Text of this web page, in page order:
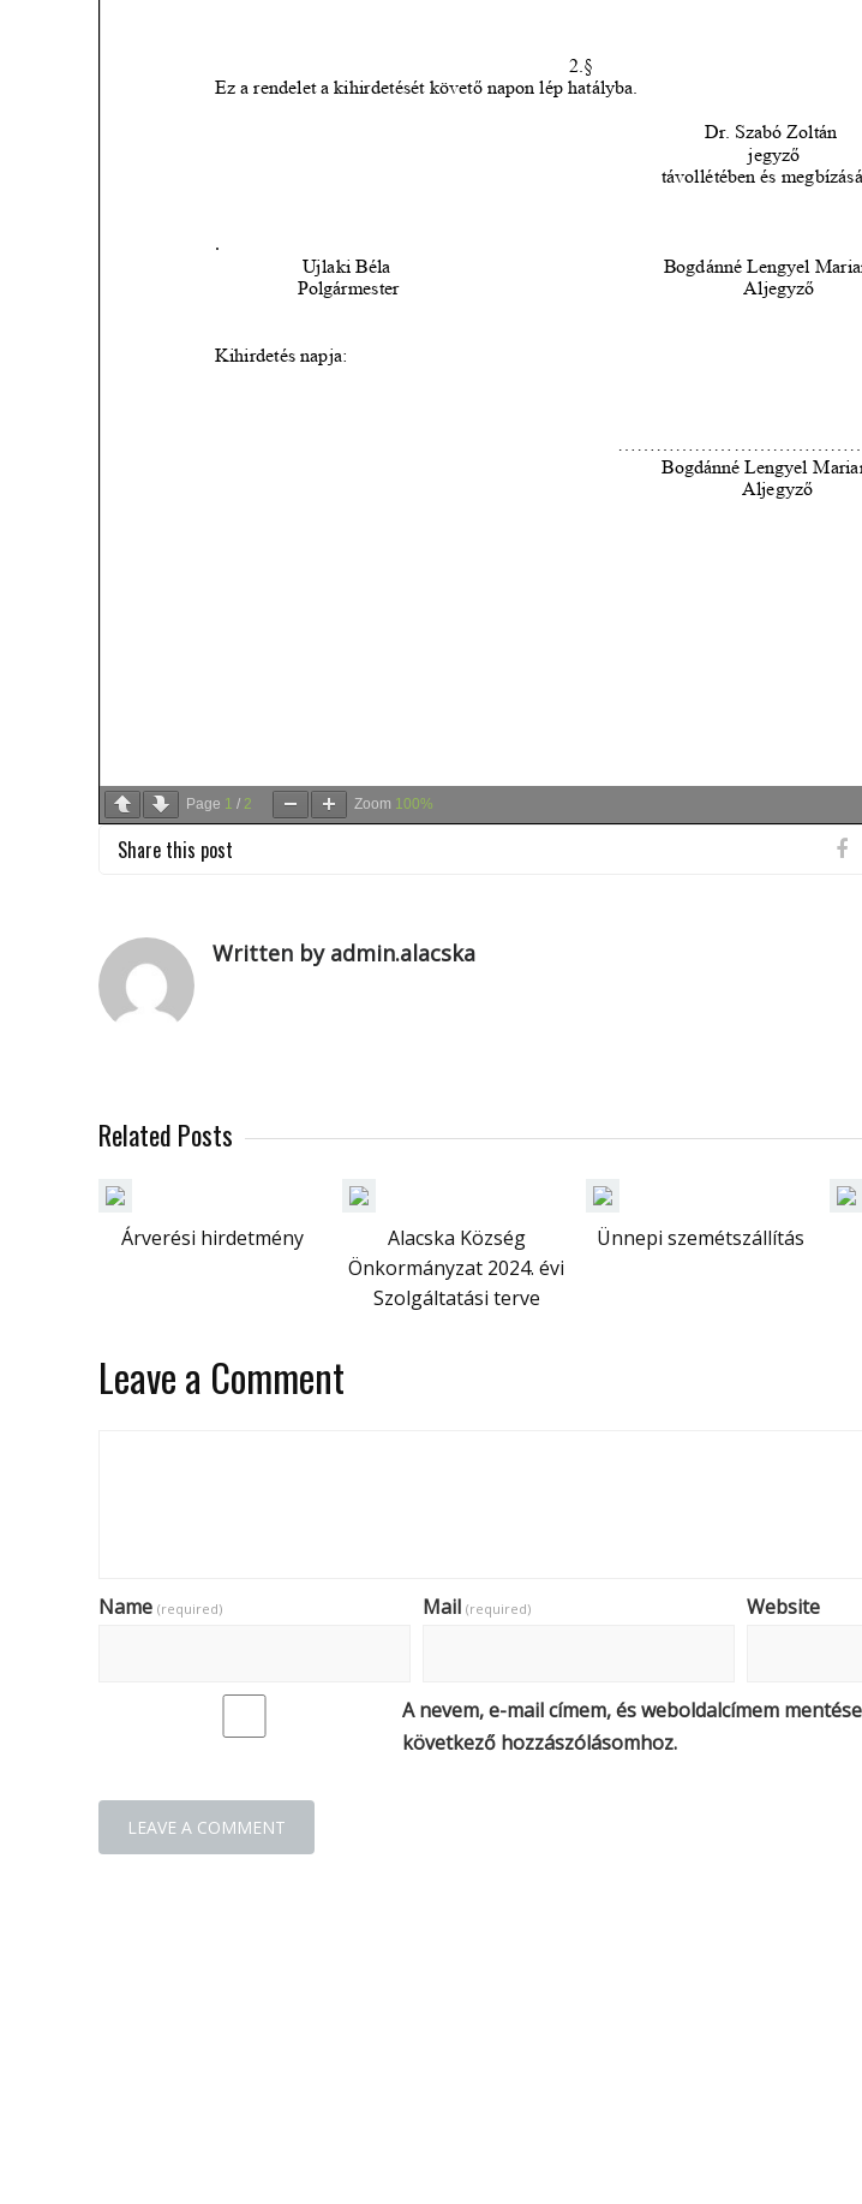
Page 1 / 2 Zoom 100%
Share this post
Written by admin.alacska
Related Posts
Árverési hirdetmény
Alacska Község
Önkormányzat 2024. évi
Szolgáltatási terve
Ünnepi szemétszállítás
Leave a Comment
Name (required) Mail (required) Website
A nevem, e-mail címem, és weboldalcímem
következő hozzászólásomhoz.